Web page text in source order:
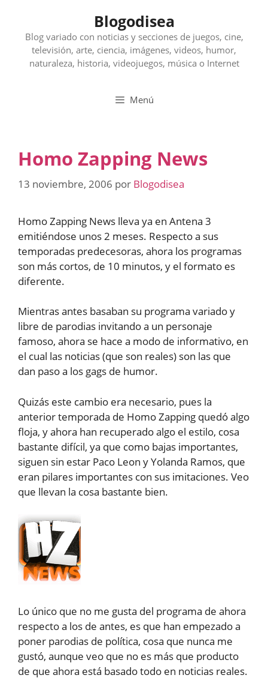
contenido
Blogodisea
Blog variado con noticias y secciones de juegos, cine,
televisión, arte, ciencia, imágenes, videos, humor,
naturaleza, historia, videojuegos, música o Internet
Menú
Homo Zapping News
13 noviembre, 2006 por Blogodisea
Homo Zapping News lleva ya en Antena 3
emitiéndose unos 2 meses. Respecto a sus
temporadas predecesoras, ahora los programas
son más cortos, de 10 minutos, y el formato es
diferente.
Mientras antes basaban su programa variado y
libre de parodias invitando a un personaje
famoso, ahora se hace a modo de informativo, en
el cual las noticias (que son reales) son las que
dan paso a los gags de humor.
Quizás este cambio era necesario, pues la
anterior temporada de Homo Zapping quedó algo
floja, y ahora han recuperado algo el estilo, cosa
bastante difícil, ya que como bajas importantes,
siguen sin estar Paco Leon y Yolanda Ramos, que
eran pilares importantes con sus imitaciones. Veo
que llevan la cosa bastante bien.
Lo único que no me gusta del programa de ahora
respecto a los de antes, es que han empezado a
poner parodias de política, cosa que nunca me
gustó, aunque veo que no es más que producto
de que ahora está basado todo en noticias reales.